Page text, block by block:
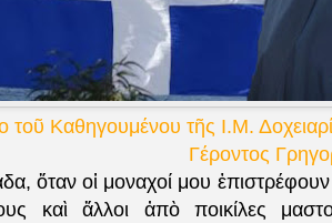
τοῦ Καθηγουμένου τῆς Ι.Μ.
Γέροντος
ὅταν οἱ μοναχοί μου
καὶ ἄλλοι ἀπὸ ποικίλες